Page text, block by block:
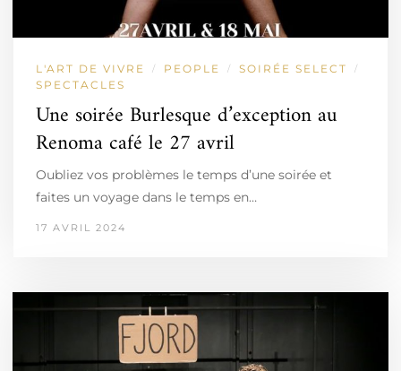
L'ART DE VIVRE / PEOPLE / SOIRÉE SELECT /
SPECTACLES
Une soirée Burlesque d’exception au
Renoma café le 27 avril
Oubliez vos problèmes le temps d’une soirée et
faites un voyage dans le temps en…
17 AVRIL 2024